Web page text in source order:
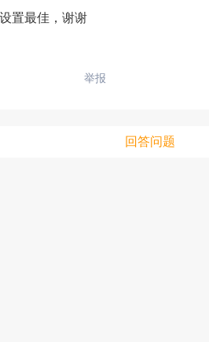
置最佳，谢谢
举报
回答问题
址，目前暂时只支持优酷